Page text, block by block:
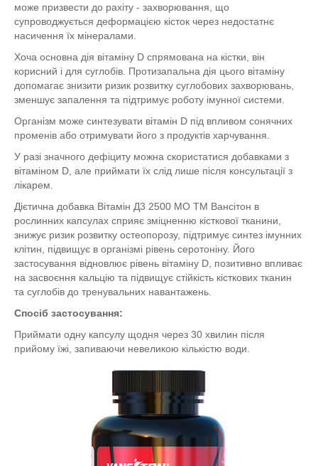
може призвести до рахіту - захворювання, що
супроводжується деформацією кісток через недостатнє
насичення їх мінералами.
Хоча основна дія вітаміну D спрямована на кістки, він
корисний і для суглобів. Протизапальна дія цього вітаміну
допомагає знизити ризик розвитку суглобових захворювань,
зменшує запалення та підтримує роботу імунної системи.
Організм може синтезувати вітамін D під впливом сонячних
променів або отримувати його з продуктів харчування.
У разі значного дефіциту можна скористатися добавками з
вітаміном D, але приймати їх слід лише після консультації з
лікарем.
Дієтична добавка Вітамін Д3 2500 МО ТМ Вансітон в
рослинних капсулах сприяє зміцненню кісткової тканини,
знижує ризик розвитку остеопорозу, підтримує синтез імунних
клітин, підвищує в організмі рівень серотоніну. Його
застосування відновлює рівень вітаміну D, позитивно впливає
на засвоєння кальцію та підвищує стійкість кісткових тканин
та суглобів до тренувальних навантажень.
Спосіб застосування:
Приймати одну капсулу щодня через 30 хвилин після
прийому їжі, запиваючи невеликою кількістю води.